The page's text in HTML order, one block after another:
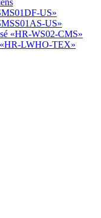
US»
US»
«HR-WS02-CMS»
«HR-LWHO-TEX»